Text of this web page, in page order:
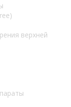
верхней